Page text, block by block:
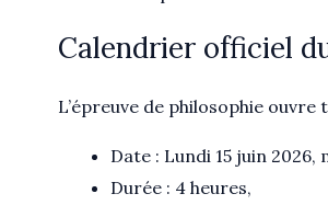
Calendrier officiel
L’épreuve de philosophie
Date : Lundi 15 juin 2026,
Durée : 4 heures,